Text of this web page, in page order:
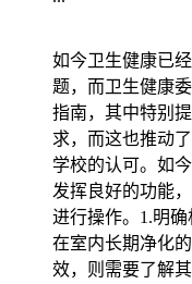
如今卫生健康已
题，而卫生健康
指南，其中特别
求，而这也推动
学校的认可。如
发挥良好的功能
进行操作。1.明
在室内长期净化
效，则需要了解